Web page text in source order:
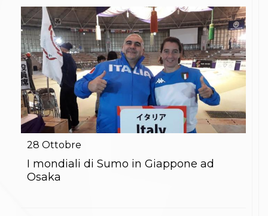
Albi Federali
Karate
La disciplina
News
Gare e Risultati
Attività Didattica
Albi Federali
Arti marziali
Aikido
Ju Jitsu
Sumo
BJJ
28 Ottobre
I mondiali di Sumo in Giappone ad
Osaka